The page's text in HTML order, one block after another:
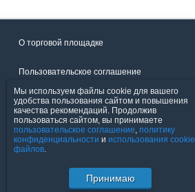
О торговой площадке
Пользовательское соглашение
Политика конфиденциальности
Продавцы
© FavoritMarket.com
Мы используем файлы cookie для вашего
удобства пользования сайтом и повышения
качества рекомендаций. Продолжив
пользоваться сайтом, вы принимаете
пользовательское соглашение, политику
конфиденциальности и использования cookie
файлов.
Принимаю